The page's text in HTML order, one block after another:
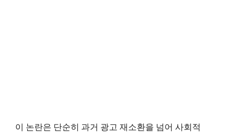
이 논란은 단순히 과거 광고 재소환을 넘어 사회적